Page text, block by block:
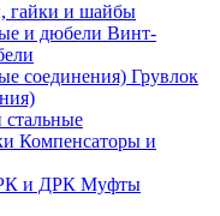
гайки и шайбы
Винт-
Грувлок
стальные
Компенсаторы и
Муфты